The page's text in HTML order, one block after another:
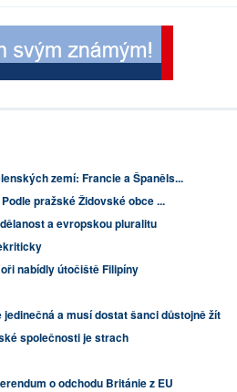
zemí: Francie a Španěls...
pražské Židovské obce ...
a evropskou pluralitu
nabídly útočiště Filipíny
a musí dostat šanci důstojně žít
společnosti je strach
o odchodu Británie z EU